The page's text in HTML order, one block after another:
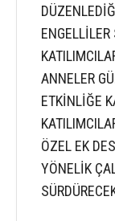
ANNELER
ETKİNLİĞE
ÖZEL EK
YÖNELİK